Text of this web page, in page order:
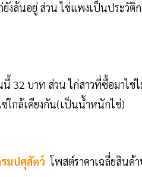
ยังล้นอยู่ ส่วน ไข่แพงเป็นประวั
32 บาท ส่วน ไก่สาวที่ซื้อมาไข่
ใกล้เคียงกัน(เป็น​น้ำหนักไข่)​
มปศุสัตว์ โพสต์ราคาเฉลี่ยสินค้